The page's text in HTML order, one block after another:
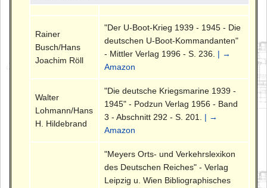
Rainer
Busch/Hans
Joachim Röll
"Der U-Boot-Krieg 1939 - 1945 - Die
deutschen U-Boot-Kommandanten"
- Mittler Verlag 1996 - S. 236. | →
Amazon
Walter
Lohmann/Hans
H. Hildebrand
"Die deutsche Kriegsmarine 1939 -
1945" - Podzun Verlag 1956 - Band
3 - Abschnitt 292 - S. 201. | →
Amazon
"Meyers Orts- und Verkehrslexikon
des Deutschen Reiches" - Verlag
Leipzig u. Wien Bibliographisches